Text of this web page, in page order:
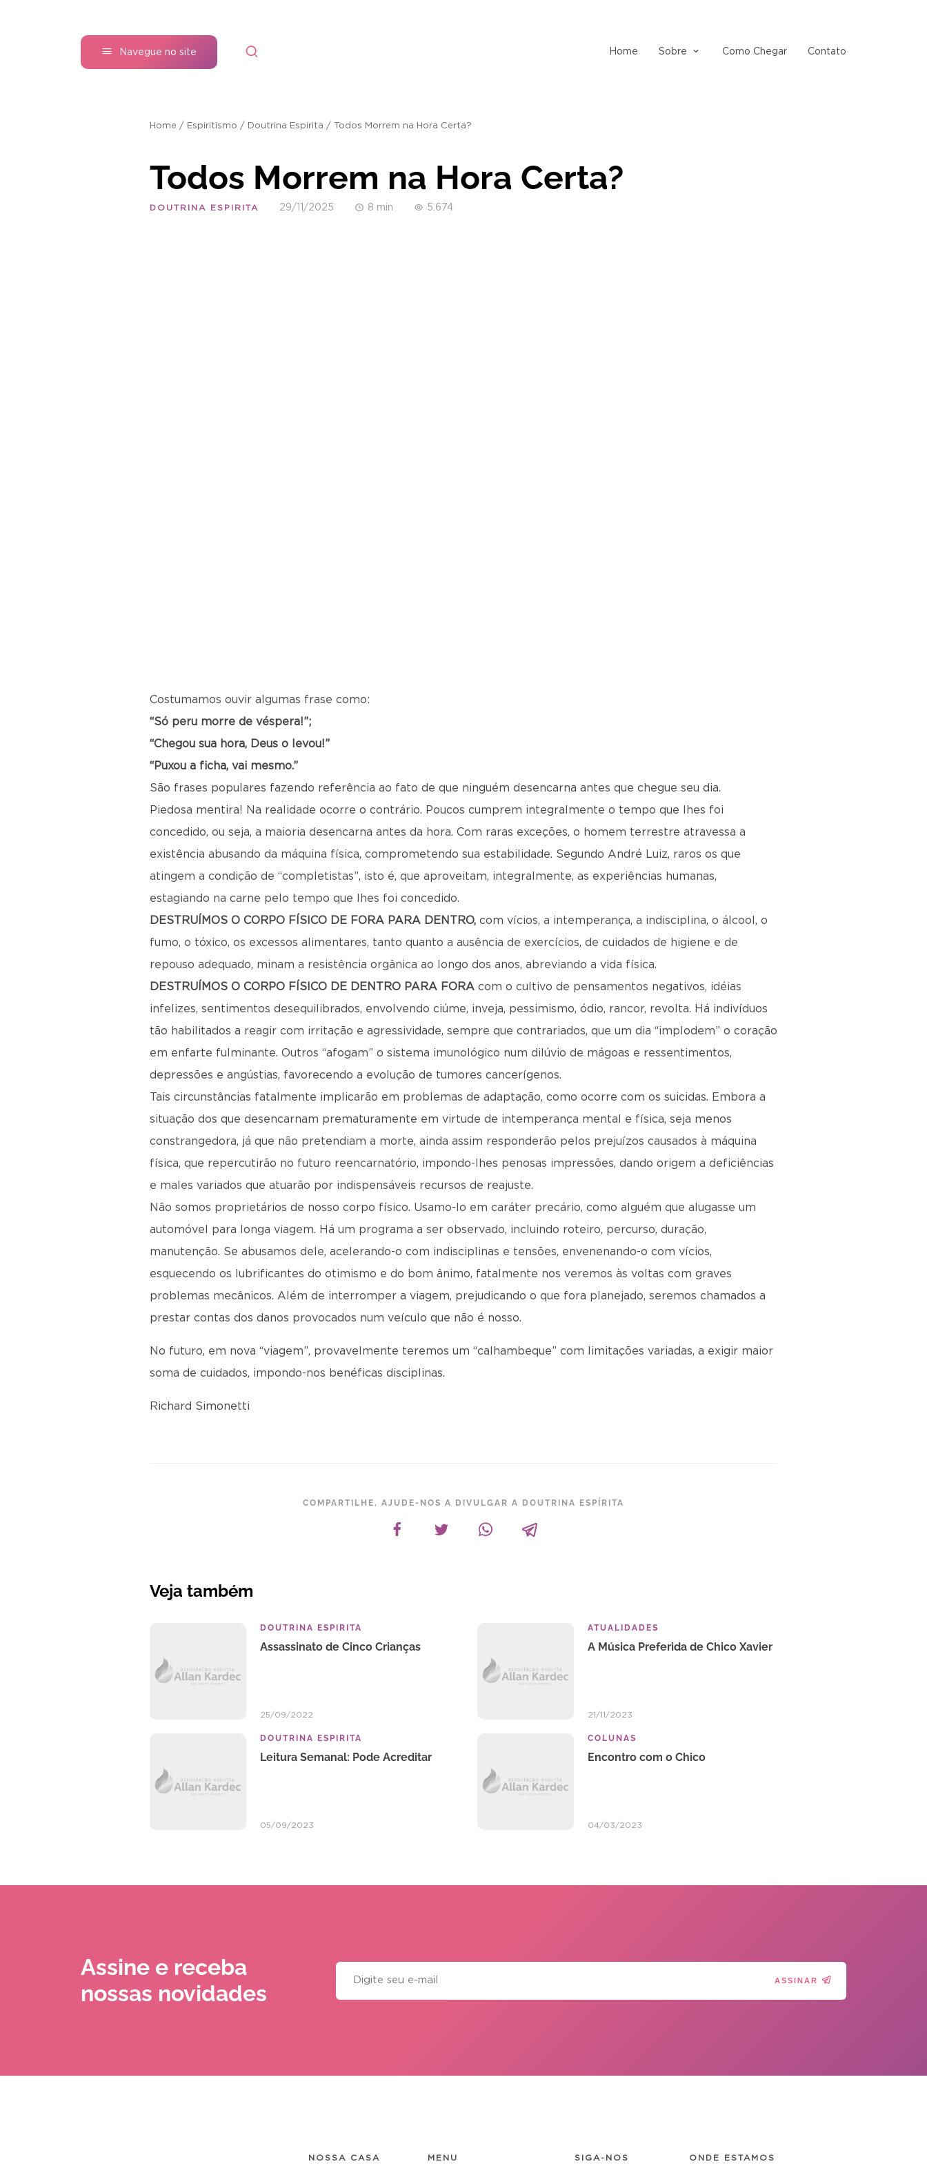
Navegue no site Home Sobre Como Chegar Contato
Home / Espiritismo / Doutrina Espirita / Todos Morrem na Hora Certa?
Todos Morrem na Hora Certa?
DOUTRINA ESPIRITA 29/11/2025 8 min 5.674
Costumamos ouvir algumas frase como:
“Só peru morre de véspera!”;
“Chegou sua hora, Deus o levou!”
“Puxou a ficha, vai mesmo.”
São frases populares fazendo referência ao fato de que ninguém desencarna antes que chegue seu dia.
Piedosa mentira! Na realidade ocorre o contrário. Poucos cumprem integralmente o tempo que lhes foi
concedido, ou seja, a maioria desencarna antes da hora. Com raras exceções, o homem terrestre atravessa a
existência abusando da máquina física, comprometendo sua estabilidade. Segundo André Luiz, raros os que
atingem a condição de “completistas”, isto é, que aproveitam, integralmente, as experiências humanas,
estagiando na carne pelo tempo que lhes foi concedido.
DESTRUÍMOS O CORPO FÍSICO DE FORA PARA DENTRO, com vícios, a intemperança, a indisciplina, o álcool, o
fumo, o tóxico, os excessos alimentares, tanto quanto a ausência de exercícios, de cuidados de higiene e de
repouso adequado, minam a resistência orgânica ao longo dos anos, abreviando a vida física.
DESTRUÍMOS O CORPO FÍSICO DE DENTRO PARA FORA com o cultivo de pensamentos negativos, idéias
infelizes, sentimentos desequilibrados, envolvendo ciúme, inveja, pessimismo, ódio, rancor, revolta. Há indivíduos
tão habilitados a reagir com irritação e agressividade, sempre que contrariados, que um dia “implodem” o coração
em enfarte fulminante. Outros “afogam” o sistema imunológico num dilúvio de mágoas e ressentimentos,
depressões e angústias, favorecendo a evolução de tumores cancerígenos.
Tais circunstâncias fatalmente implicarão em problemas de adaptação, como ocorre com os suicidas. Embora a
situação dos que desencarnam prematuramente em virtude de intemperança mental e física, seja menos
constrangedora, já que não pretendiam a morte, ainda assim responderão pelos prejuízos causados à máquina
física, que repercutirão no futuro reencarnatório, impondo-lhes penosas impressões, dando origem a deficiências
e males variados que atuarão por indispensáveis recursos de reajuste.
Não somos proprietários de nosso corpo físico. Usamo-lo em caráter precário, como alguém que alugasse um
automóvel para longa viagem. Há um programa a ser observado, incluindo roteiro, percurso, duração,
manutenção. Se abusamos dele, acelerando-o com indisciplinas e tensões, envenenando-o com vícios,
esquecendo os lubrificantes do otimismo e do bom ânimo, fatalmente nos veremos às voltas com graves
problemas mecânicos. Além de interromper a viagem, prejudicando o que fora planejado, seremos chamados a
prestar contas dos danos provocados num veículo que não é nosso.
No futuro, em nova “viagem”, provavelmente teremos um “calhambeque” com limitações variadas, a exigir maior
soma de cuidados, impondo-nos benéficas disciplinas.
Richard Simonetti
COMPARTILHE, AJUDE-NOS A DIVULGAR A DOUTRINA ESPÍRITA
Veja também
DOUTRINA ESPIRITA
Assassinato de Cinco Crianças
25/09/2022
ATUALIDADES
A Música Preferida de Chico Xavier
21/11/2023
DOUTRINA ESPIRITA
Leitura Semanal: Pode Acreditar
05/09/2023
COLUNAS
Encontro com o Chico
04/03/2023
Assine e receba
nossas novidades
ASSINAR
NOSSA CASA MENU SIGA-NOS ONDE ESTAMOS